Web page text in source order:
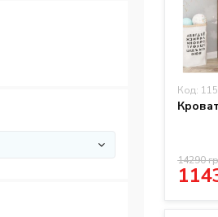
Код:
14290